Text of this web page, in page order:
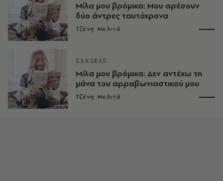
Μίλα μου βρόμικα: Μου αρέσουν
δύο άντρες ταυτόχρονα
Τζένη Μελιτά
ΣΧΕΣΕΙΣ
Μίλα μου βρόμικα: Δεν αντέχω τη
μάνα του αρραβωνιαστικού μου
Τζένη Μελιτά